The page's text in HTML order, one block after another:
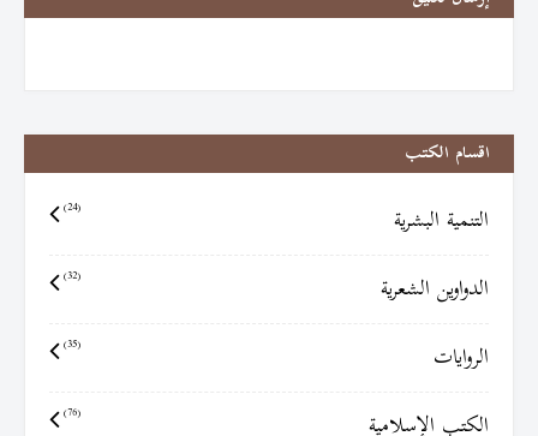
اقسام الكتب
التنمية البشرية (24)
الدواوين الشعرية (32)
الروايات (35)
(76)